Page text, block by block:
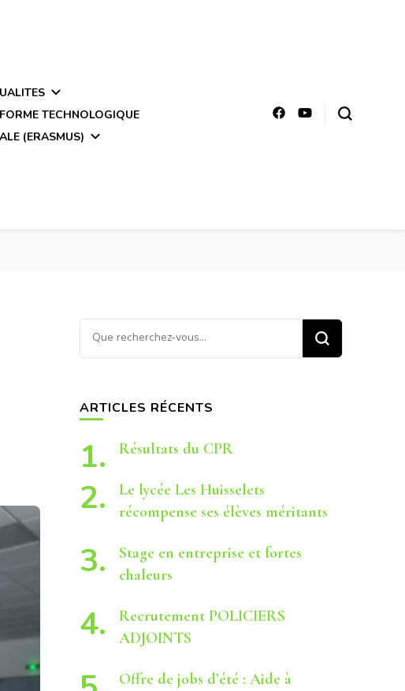
TECHNOLOGIQUE
(ERASMUS)
Vous
recherchiez
ARTICLES RÉCENTS
Résultats du CPR
Le lycée Les Huisselets
récompense ses élèves méritants
Stage en entreprise et fortes
chaleurs
Recrutement POLICIERS
ADJOINTS
Offre de jobs d’été : Aide à